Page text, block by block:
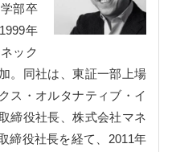
部卒
年
ック
。同社は、東証一部上場
ス・オルタナティブ・イ
締役社長、株式会社マネ
締役社長を経て、2011年